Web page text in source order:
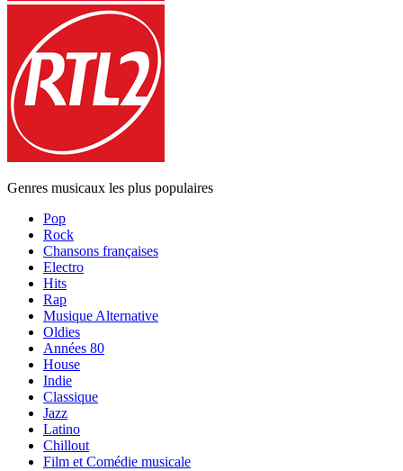
Genres musicaux les plus populaires
Pop
Rock
Chansons françaises
Electro
Hits
Rap
Musique Alternative
Oldies
Années 80
House
Indie
Classique
Jazz
Latino
Chillout
Film et Comédie musicale